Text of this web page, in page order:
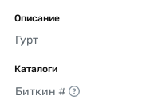
Описание
Гурт
Каталоги
Биткин #